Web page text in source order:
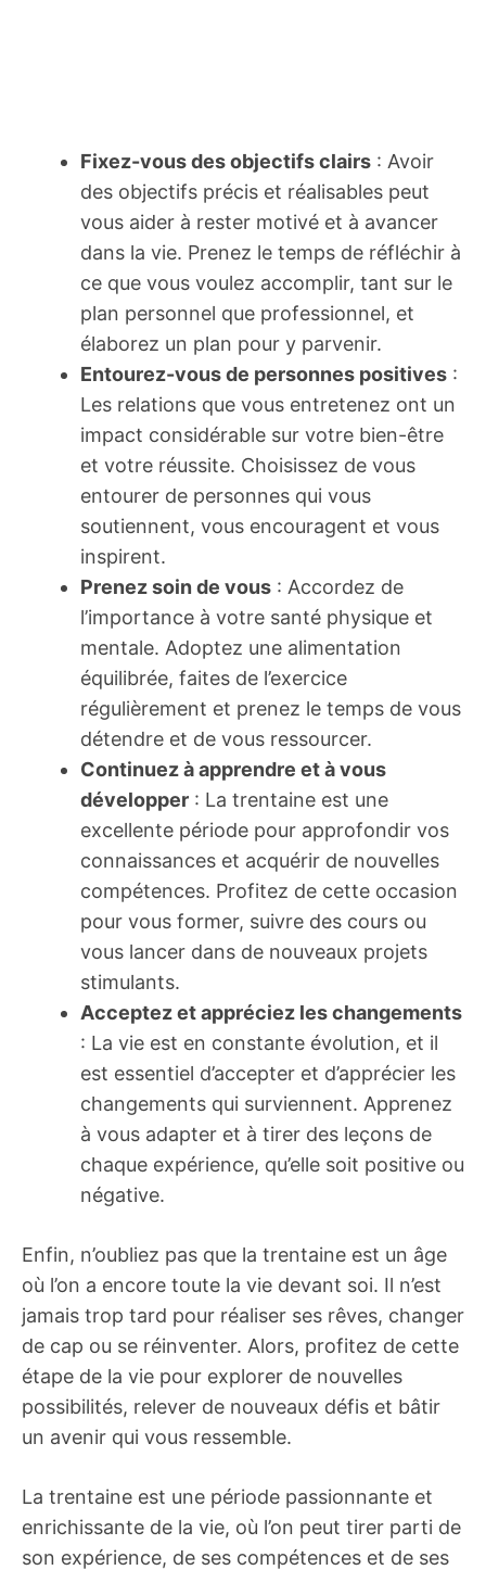
Fixez-vous des objectifs clairs : Avoir
des objectifs précis et réalisables peut
vous aider à rester motivé et à avancer
dans la vie. Prenez le temps de réfléchir à
ce que vous voulez accomplir, tant sur le
plan personnel que professionnel, et
élaborez un plan pour y parvenir.
Entourez-vous de personnes positives :
Les relations que vous entretenez ont un
impact considérable sur votre bien-être
et votre réussite. Choisissez de vous
entourer de personnes qui vous
soutiennent, vous encouragent et vous
inspirent.
Prenez soin de vous : Accordez de
l’importance à votre santé physique et
mentale. Adoptez une alimentation
équilibrée, faites de l’exercice
régulièrement et prenez le temps de vous
détendre et de vous ressourcer.
Continuez à apprendre et à vous
développer : La trentaine est une
excellente période pour approfondir vos
connaissances et acquérir de nouvelles
compétences. Profitez de cette occasion
pour vous former, suivre des cours ou
vous lancer dans de nouveaux projets
stimulants.
Acceptez et appréciez les changements
: La vie est en constante évolution, et il
est essentiel d’accepter et d’apprécier les
changements qui surviennent. Apprenez
à vous adapter et à tirer des leçons de
chaque expérience, qu’elle soit positive ou
négative.
Enfin, n’oubliez pas que la trentaine est un âge
où l’on a encore toute la vie devant soi. Il n’est
jamais trop tard pour réaliser ses rêves, changer
de cap ou se réinventer. Alors, profitez de cette
étape de la vie pour explorer de nouvelles
possibilités, relever de nouveaux défis et bâtir
un avenir qui vous ressemble.
La trentaine est une période passionnante et
enrichissante de la vie, où l’on peut tirer parti de
son expérience, de ses compétences et de ses